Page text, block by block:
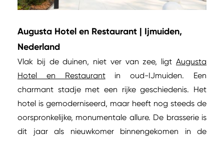
Augusta Hotel en Restaurant | Ijmuiden,
Nederland
Vlak bij de duinen, niet ver van zee, ligt Augusta
Hotel en Restaurantin oud-IJmuiden. Een
charmant stadje met een rijke geschiedenis. Het
hotel is gemoderniseerd, maar heeft nog steeds de
oorspronkelijke, monumentale allure. De brasserie is
dit jaar als nieuwkomer binnengekomen in de